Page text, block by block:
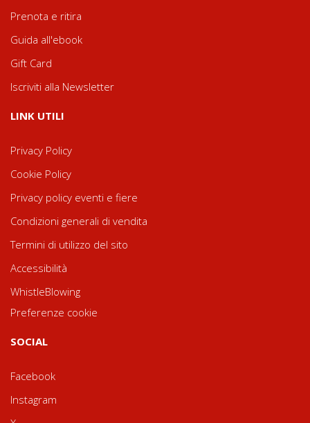
Prenota e ritira
Guida all'ebook
Gift Card
Iscriviti alla Newsletter
LINK UTILI
Privacy Policy
Cookie Policy
Privacy policy eventi e fiere
Condizioni generali di vendita
Termini di utilizzo del sito
Accessibilità
WhistleBlowing
Preferenze cookie
SOCIAL
Facebook
Instagram